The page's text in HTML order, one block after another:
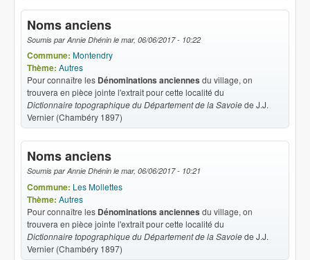
Noms anciens
Soumis parAnnie Dhénin le mar, 06/06/2017 - 10:22
Commune: Montendry
Thème: Autres
Pour connaître les Dénominations anciennesdu village, on
trouvera en pièce jointe l'extrait pour cette localité du
Dictionnaire topographique du Département de la Savoiede J.J.
Vernier (Chambéry 1897)
Noms anciens
Soumis parAnnie Dhénin le mar, 06/06/2017 - 10:21
Commune: Les Mollettes
Thème: Autres
Pour connaître les Dénominations anciennesdu village, on
trouvera en pièce jointe l'extrait pour cette localité du
Dictionnaire topographique du Département de la Savoiede J.J.
Vernier (Chambéry 1897)